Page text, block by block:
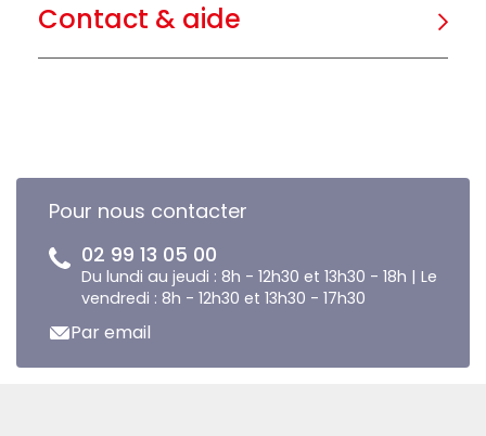
Contact & aide
Pour nous contacter
02 99 13 05 00
Du lundi au jeudi : 8h - 12h30 et 13h30 - 18h | Le
vendredi : 8h - 12h30 et 13h30 - 17h30
Par email